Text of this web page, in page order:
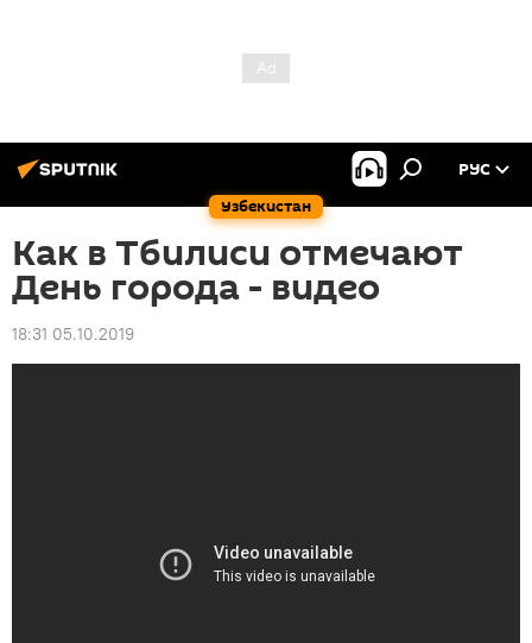
Узбекистан
РУС
Как в Тбилиси отмечают
День города - видео
18:31 05.10.2019